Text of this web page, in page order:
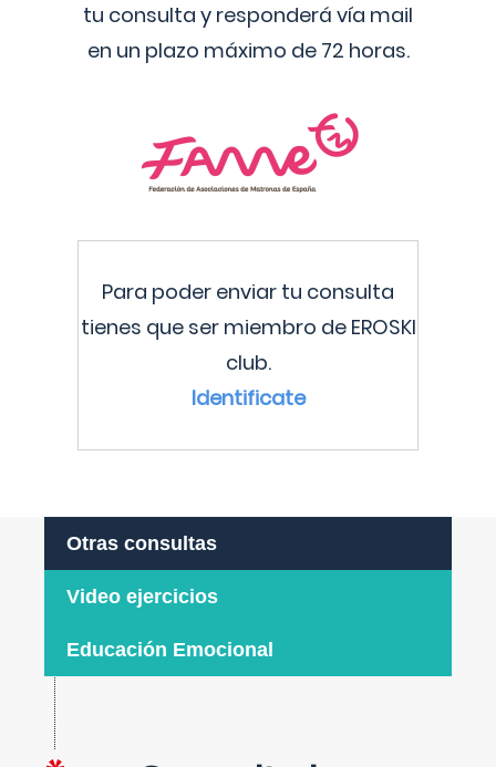
tu consulta y responderá vía mail
en un plazo máximo de 72 horas.
Para poder enviar tu consulta
tienes que ser miembro de EROSKI
club.
Identificate
Otras consultas
Video ejercicios
Educación Emocional